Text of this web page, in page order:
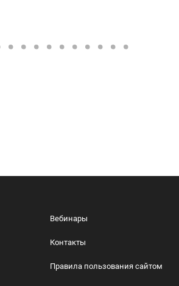
Вебинары
Контакты
Правила пользования сайтом